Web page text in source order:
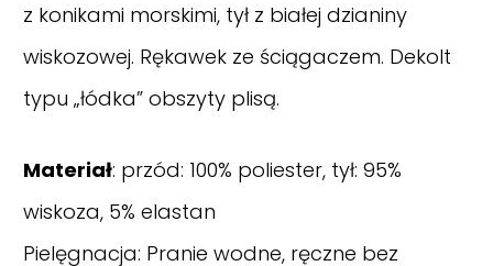
z konikami morskimi, tył z białej dzianiny
wiskozowej. Rękawek ze ściągaczem. Dekolt
typu „łódka” obszyty plisą.
Materiał: przód: 100% poliester, tył: 95%
wiskoza, 5% elastan
Pielęgnacja: Pranie wodne, ręczne bez